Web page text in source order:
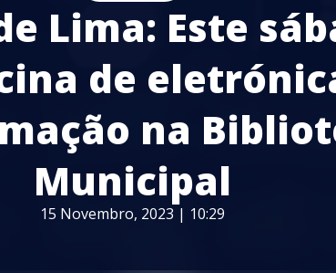
Lima: Este
de
na
Municipal
15 Novembro, 2023 | 10:29